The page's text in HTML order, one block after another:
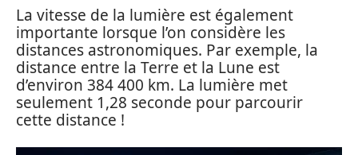
La vitesse de la lumière est également
importante lorsque l’on considère les
distances astronomiques. Par exemple, la
distance entre la Terre et la Lune est
d’environ 384 400 km. La lumière met
seulement 1,28 seconde pour parcourir
cette distance !